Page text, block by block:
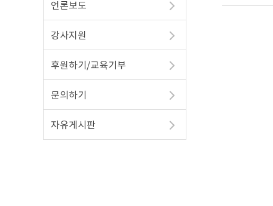
언론보도
강사지원
후원하기/교육기부
문의하기
자유게시판